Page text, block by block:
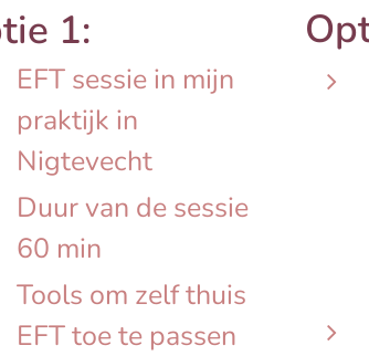
1:
EFT sessie in mijn
praktijk in
Nigtevecht
Duur van de sessie
60 min
Tools om zelf thuis
EFT toe te passen